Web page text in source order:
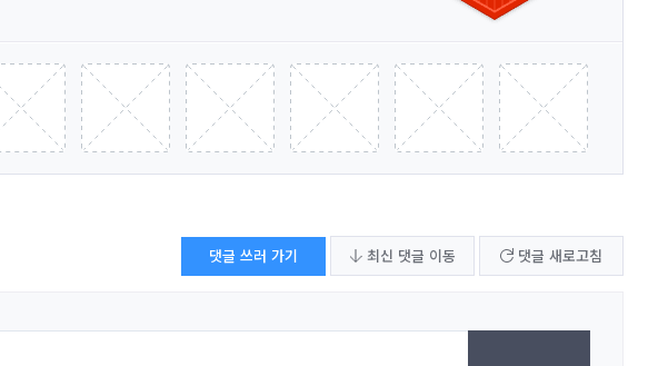
댓글 쓰러 가기 최신 댓글 이동 댓글 새로고침